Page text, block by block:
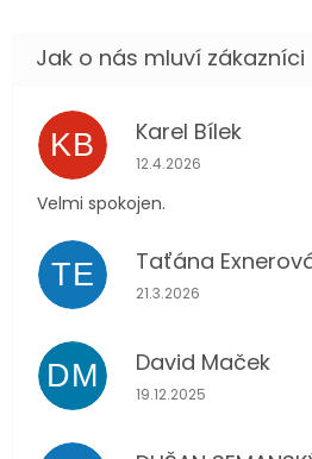
KB Karel Bílek
Hodnocení obchodu
12.4.2026
Velmi spokojen.
TE Taťána
Hodnocení obchodu
21.3.2026
DM David Maček
Hodnocení obchodu
19.12.2025